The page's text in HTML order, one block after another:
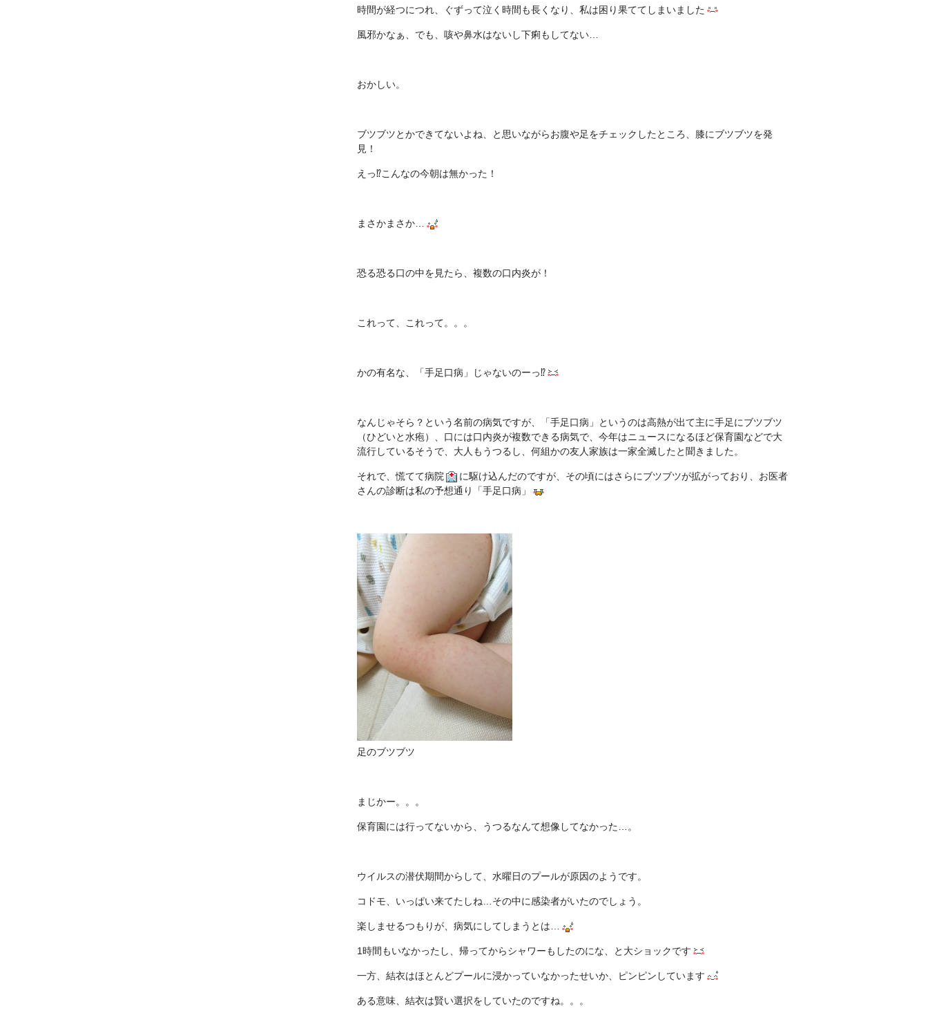
時間が経つにつれ、ぐずって泣く時間も長くなり、私は困り果ててしまいました
風邪かなぁ、でも、咳や鼻水はないし下痢もしてない…
おかしい。
ブツブツとかできてないよね、と思いながらお腹や足をチェックしたところ、膝にブツブツを発
見！
えっ⁉︎こんなの今朝は無かった！
まさかまさか…
恐る恐る口の中を見たら、複数の口内炎が！
これって、これって。。。
かの有名な、「手足口病」じゃないのーっ⁉︎
なんじゃそら？という名前の病気ですが、「手足口病」というのは高熱が出て主に手足にブツブツ
（ひどいと水疱）、口には口内炎が複数できる病気で、今年はニュースになるほど保育園などで大
流行しているそうで、大人もうつるし、何組かの友人家族は一家全滅したと聞きました。
それで、慌てて病院
に駆け込んだのですが、その頃にはさらにブツブツが拡がっており、お医者
さんの診断は私の予想通り「手足口病」
足のブツブツ
まじかー。。。
保育園には行ってないから、うつるなんて想像してなかった…。
ウイルスの潜伏期間からして、水曜日のプールが原因のようです。
コドモ、いっぱい来てたしね…その中に感染者がいたのでしょう。
楽しませるつもりが、病気にしてしまうとは…
1時間もいなかったし、帰ってからシャワーもしたのにな、と大ショックです
一方、結衣はほとんどプールに浸かっていなかったせいか、ピンピンしています
ある意味、結衣は賢い選択をしていたのですね。。。